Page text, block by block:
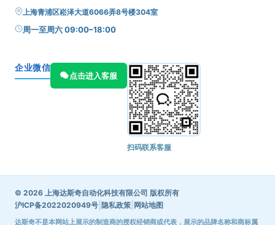
上海青浦区崧泽大道6066弄8号楼304室
周一至周六 09:00–18:00
企业微信
点击进入客服
扫码联系客服
© 2026 上海达斯奇自动化科技有限公司 版权所有
沪ICP备2022020949号 隐私政策 网站地图
达斯奇不是本网站上展示的制造商的授权经销商或代表，展示的品牌名称和商标属